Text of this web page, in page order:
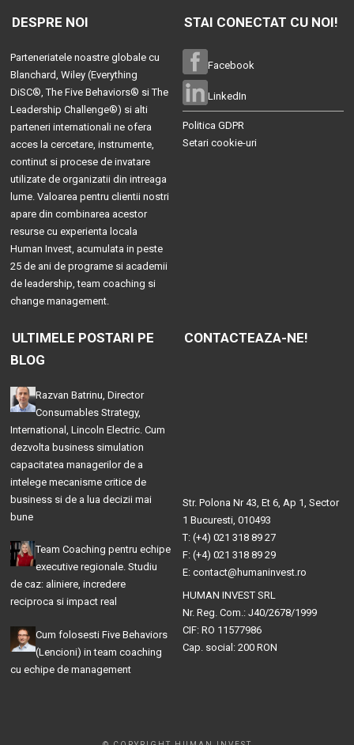
DESPRE NOI
Parteneriatele noastre globale cu
Blanchard , Wiley (Everything
DiSC® ,The Five Behaviors® siThe
Leadership Challenge®) si alti
parteneri internationali ne ofera
acces la cercetare, instrumente,
continut si procese de invatare
utilizate de organizatii din intreaga
lume. Valoarea pentru clientii nostri
apare din combinarea acestor
resurse cu experienta locala
Human Invest, acumulata in peste
25 de ani de programe si academii
de leadership, team coaching si
change management.
STAI CONECTAT CU NOI!
Facebook
LinkedIn
Politica GDPR
Setari cookie-uri
ULTIMELE POSTARI PE
BLOG
Razvan Batrinu, Director
Consumables Strategy,
International, Lincoln Electric. Cum
dezvolta business simulation
capacitatea managerilor de a
intelege mecanisme critice de
business si de a lua decizii mai
bune
Team Coaching pentru echipe
executive regionale. Studiu
de caz: aliniere, incredere
reciproca si impact real
Cum folosesti Five Behaviors
(Lencioni) in team coaching
cu echipe de management
CONTACTEAZA-NE!
Str. Polona Nr 43, Et 6, Ap 1, Sector
1 Bucuresti, 010493
T: (+4) 021 318 89 27
F: (+4) 021 318 89 29
E: contact@humaninvest.ro
HUMAN INVEST SRL
Nr. Reg. Com.: J40/2678/1999
CIF: RO 11577986
Cap. social: 200 RON